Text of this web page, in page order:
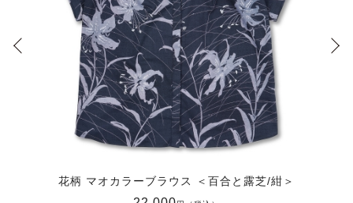
花柄 マオカラーブラウス ＜百合と露芝/紺＞